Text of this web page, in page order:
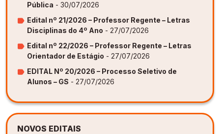
Pública - 30/07/2026
Edital nº 21/2026 – Professor Regente – Letras
Disciplinas do 4º Ano - 27/07/2026
Edital nº 22/2026 – Professor Regente – Letras
Orientador de Estágio - 27/07/2026
EDITAL Nº 20/2026 – Processo Seletivo de
Alunos – GS - 27/07/2026
NOVOS EDITAIS